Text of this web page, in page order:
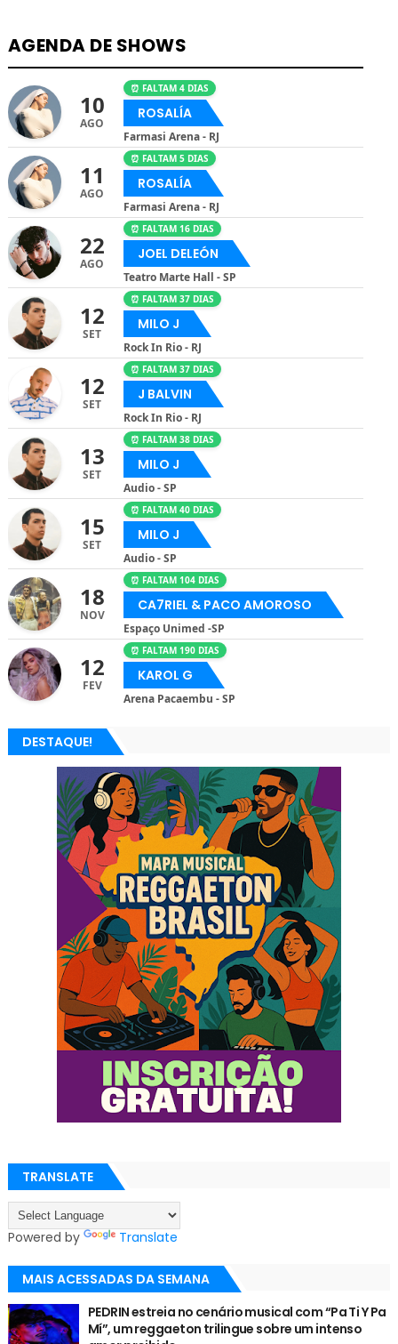
AGENDA DE SHOWS
10
AGO
⏰ FALTAM 4 DIAS
ROSALÍA
Farmasi Arena - RJ
11
AGO
⏰ FALTAM 5 DIAS
ROSALÍA
Farmasi Arena - RJ
22
AGO
⏰ FALTAM 16 DIAS
JOEL DELEÓN
Teatro Marte Hall - SP
12
SET
⏰ FALTAM 37 DIAS
MILO J
Rock In Rio - RJ
12
SET
⏰ FALTAM 37 DIAS
J BALVIN
Rock In Rio - RJ
13
SET
⏰ FALTAM 38 DIAS
MILO J
Audio - SP
15
SET
⏰ FALTAM 40 DIAS
MILO J
Audio - SP
18
NOV
⏰ FALTAM 104 DIAS
CA7RIEL & PACO AMOROSO
Espaço Unimed -SP
12
FEV
⏰ FALTAM 190 DIAS
KAROL G
Arena Pacaembu - SP
DESTAQUE!
TRANSLATE
Powered by Translate
MAIS ACESSADAS DA SEMANA
PEDRIN estreia no cenário musical com “Pa Ti Y Pa
Mí”, um reggaeton trilingue sobre um intenso